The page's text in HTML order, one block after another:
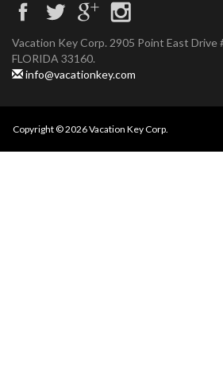
Vacation Key Corp. 2905 Point East Drive
FLORIDA 33160.
info@vacationkey.com
Copyright © 2026 Vacation Key Corp.